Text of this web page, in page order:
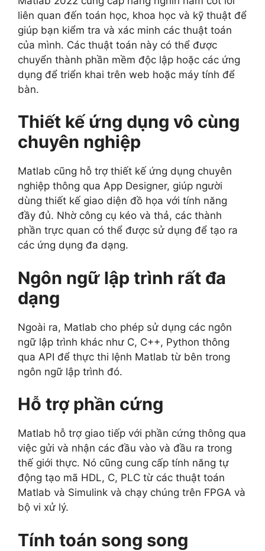
liên quan đến toán học, khoa học và kỹ thuật để
giúp bạn kiểm tra và xác minh các thuật toán
của mình. Các thuật toán này có thể được
chuyển thành phần mềm độc lập hoặc các ứng
dụng để triển khai trên web hoặc máy tính để
bàn.
Thiết kế ứng dụng vô cùng
chuyên nghiệp
Matlab cũng hỗ trợ thiết kế ứng dụng chuyên
nghiệp thông qua App Designer, giúp người
dùng thiết kế giao diện đồ họa với tính năng
đầy đủ. Nhờ công cụ kéo và thả, các thành
phần trực quan có thể được sử dụng để tạo ra
các ứng dụng đa dạng.
Ngôn ngữ lập trình rất đa
dạng
Ngoài ra, Matlab cho phép sử dụng các ngôn
ngữ lập trình khác như C, C++, Python thông
qua API để thực thi lệnh Matlab từ bên trong
ngôn ngữ lập trình đó.
Hỗ trợ phần cứng
Matlab hỗ trợ giao tiếp với phần cứng thông qua
việc gửi và nhận các đầu vào và đầu ra trong
thế giới thực. Nó cũng cung cấp tính năng tự
động tạo mã HDL, C, PLC từ các thuật toán
Matlab và Simulink và chạy chúng trên FPGA và
bộ vi xử lý.
Tính toán song song